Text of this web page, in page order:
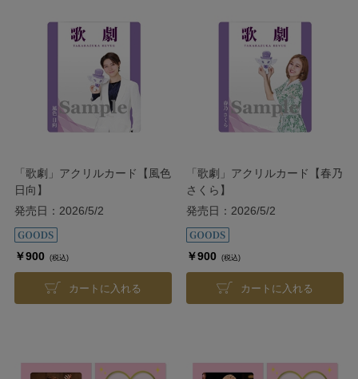
「歌劇」アクリルカード【風色
日向】
発売日：2026/5/2
￥900 (税込)
カートに入れる
「歌劇」アクリルカード【春乃
さくら】
発売日：2026/5/2
￥900 (税込)
カートに入れる